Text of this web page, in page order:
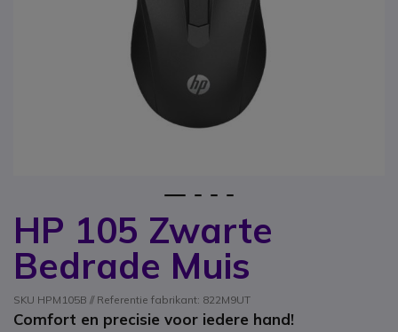
HP 105 Zwarte
Bedrade Muis
SKU HPM105B // Referentie fabrikant: 822M9UT
Comfort en precisie voor iedere hand!
Ga naar het begin van de afbeeldingen-gallerij